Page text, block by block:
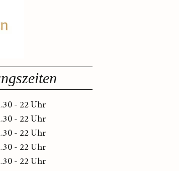
- 22 Uhr
- 22 Uhr
- 22 Uhr
- 22 Uhr
- 22 Uhr